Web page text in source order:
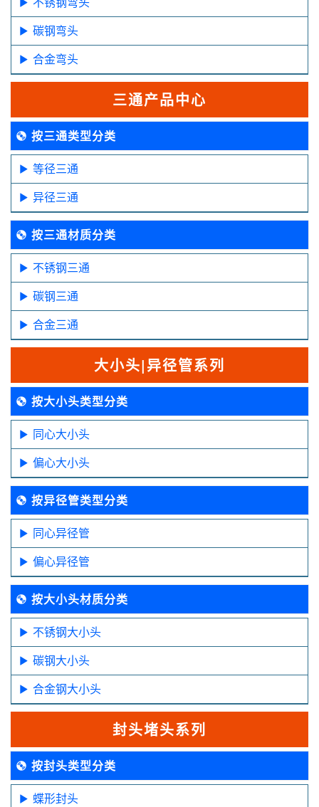
碳钢弯头
合金弯头
三通产品中心
按三通类型分类
等径三通
异径三通
按三通材质分类
不锈钢三通
碳钢三通
合金三通
大小头|异径管系列
按大小头类型分类
同心大小头
偏心大小头
按异径管类型分类
同心异径管
偏心异径管
按大小头材质分类
不锈钢大小头
碳钢大小头
合金钢大小头
封头堵头系列
按封头类型分类
蝶形封头